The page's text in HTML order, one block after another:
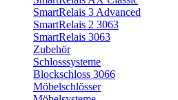
SmartRelais 3 Advanced
SmartRelais 2 3063
SmartRelais 3063
Zubehör
Schlosssysteme
Blockschloss 3066
Möbelschlösser